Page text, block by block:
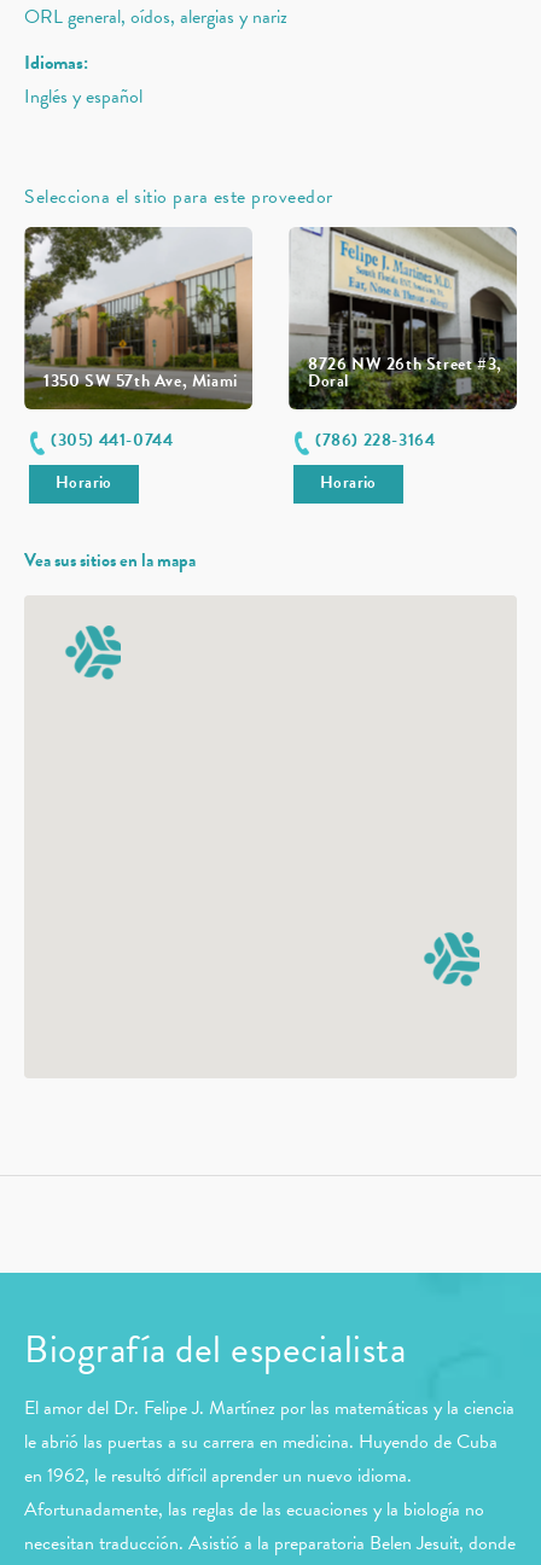
ORL general, oídos, alergias y nariz
Idiomas:
Inglés y español
Selecciona el sitio para este proveedor
1350 SW 57th Ave, Miami
(305) 441-0744
Horario
8726 NW 26th Street #3,
Doral
(786) 228-3164
Horario
Vea sus sitios en la mapa
Biografía del especialista
El amor del Dr. Felipe J. Martínez por las matemáticas y la ciencia
le abrió las puertas a su carrera en medicina. Huyendo de Cuba
en 1962, le resultó difícil aprender un nuevo idioma.
Afortunadamente, las reglas de las ecuaciones y la biología no
necesitan traducción. Asistió a la preparatoria Belen Jesuit, donde